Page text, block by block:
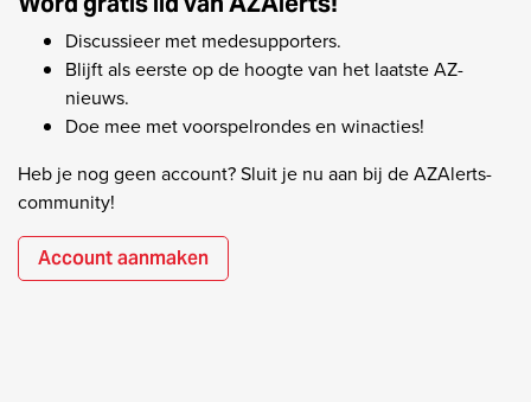
Discussieer met medesupporters.
Blijft als eerste op de hoogte van het laatste AZ-
nieuws.
Doe mee met voorspelrondes en winacties!
Heb je nog geen account? Sluit je nu aan bij de AZAlerts-
community!
Account aanmaken